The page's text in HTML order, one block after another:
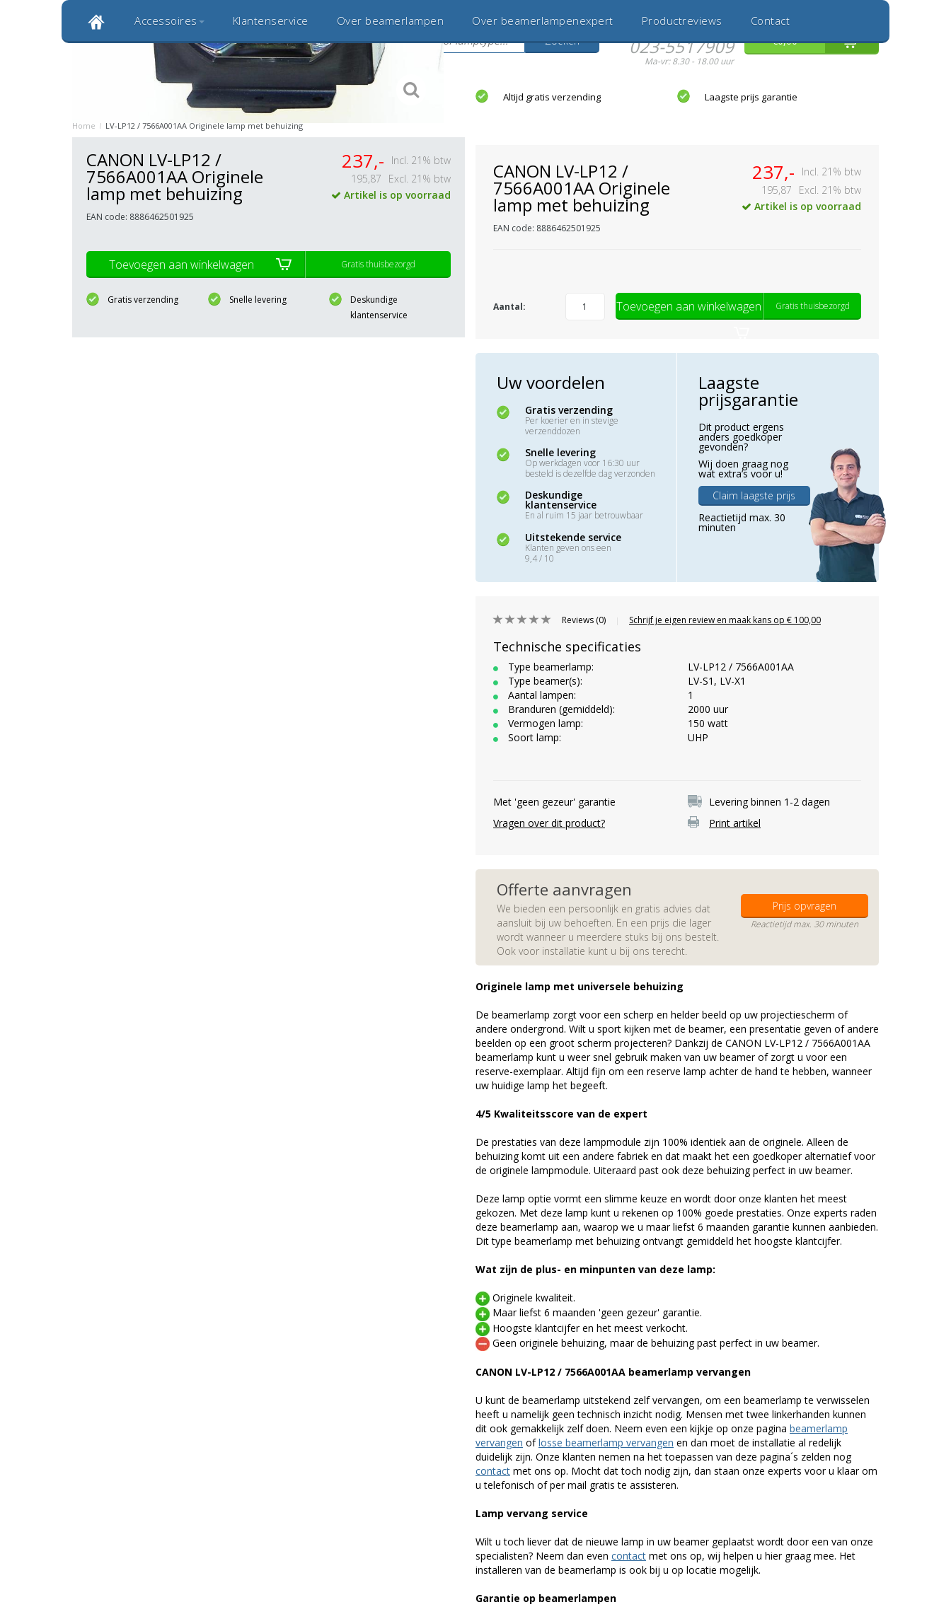
Inloggen
Klantbeoordeling 9,0
Bekijk alle 1000+ reviews
Zoeken
Hulp nodig?
023-5517909
Ma-vr: 8.30 - 18.00 uur
€0,00
Accessoires Klantenservice Over beamerlampen Over beamerlampenexpert Productreviews Contact
Originele kwaliteitsproducten 20 jaar betrouwbaar en ervaren Altijd gratis verzending Laagste prijs garantie
Home / LV-LP12 / 7566A001AA Originele lamp met behuizing
CANON LV-LP12 /
7566A001AA Originele
lamp met behuizing
EAN code: 8886462501925
237,-
Incl. 21% btw
195,87
Excl. 21% btw
Artikel is op voorraad
Toevoegen aan winkelwagen Gratis thuisbezorgd
Gratis verzending Snelle levering
Deskundige
klantenservice
CANON LV-LP12 /
7566A001AA Originele
lamp met behuizing
EAN code: 8886462501925
237,-
Incl. 21% btw
195,87
Excl. 21% btw
Artikel is op voorraad
Aantal: Toevoegen aan winkelwagen Gratis thuisbezorgd
Uw voordelen
Gratis verzending
Per koerier en in stevige
verzenddozen
Snelle levering
Op werkdagen voor 16:30 uur
besteld is dezelfde dag verzonden
Deskundige
klantenservice
En al ruim 15 jaar betrouwbaar
Uitstekende service
Klanten geven ons een
9,4 / 10
Laagste
prijsgarantie
Dit product ergens
anders goedkoper
gevonden?
Wij doen graag nog
wat extra’s voor u!
Claim laagste prijs
Reactietijd max. 30
minuten
Reviews (0) Schrijf je eigen review en maak kans op € 100,00
Technische specificaties
Type beamerlamp:
LV-LP12 / 7566A001AA
Type beamer(s):
LV-S1, LV-X1
Aantal lampen:
1
Branduren (gemiddeld):
2000 uur
Vermogen lamp:
150 watt
Soort lamp:
UHP
Met 'geen gezeur' garantie
Levering binnen 1-2 dagen
Vragen over dit product?
Print artikel
Offerte aanvragen
We bieden een persoonlijk en gratis advies dat
aansluit bij uw behoeften. En een prijs die lager
wordt wanneer u meerdere stuks bij ons bestelt.
Ook voor installatie kunt u bij ons terecht.
Prijs opvragen
Reactietijd max. 30 minuten
Originele lamp met universele behuizing
De beamerlamp zorgt voor een scherp en helder beeld op uw projectiescherm of
andere ondergrond. Wilt u sport kijken met de beamer, een presentatie geven of andere
beelden op een groot scherm projecteren? Dankzij de CANON LV-LP12 / 7566A001AA
beamerlamp kunt u weer snel gebruik maken van uw beamer of zorgt u voor een
reserve-exemplaar. Altijd fijn om een reserve lamp achter de hand te hebben, wanneer
uw huidige lamp het begeeft.
4/5 Kwaliteitsscore van de expert
De prestaties van deze lampmodule zijn 100% identiek aan de originele. Alleen de
behuizing komt uit een andere fabriek en dat maakt het een goedkoper alternatief voor
de originele lampmodule. Uiteraard past ook deze behuizing perfect in uw beamer.
Deze lamp optie vormt een slimme keuze en wordt door onze klanten het meest
gekozen. Met deze lamp kunt u rekenen op 100% goede prestaties. Onze experts raden
deze beamerlamp aan, waarop we u maar liefst 6 maanden garantie kunnen aanbieden.
Dit type beamerlamp met behuizing ontvangt gemiddeld het hoogste klantcijfer.
Wat zijn de plus- en minpunten van deze lamp:
Originele kwaliteit.
Maar liefst 6 maanden 'geen gezeur' garantie.
Hoogste klantcijfer en het meest verkocht.
Geen originele behuizing, maar de behuizing past perfect in uw beamer.
CANON LV-LP12 / 7566A001AA beamerlamp vervangen
U kunt de beamerlamp uitstekend zelf vervangen, om een beamerlamp te verwisselen
heeft u namelijk geen technisch inzicht nodig. Mensen met twee linkerhanden kunnen
dit ook gemakkelijk zelf doen. Neem even een kijkje op onze pagina beamerlamp
vervangen oflosse beamerlamp vervangen en dan moet de installatie al redelijk
duidelijk zijn. Onze klanten nemen na het toepassen van deze pagina´s zelden nog
contact met ons op. Mocht dat toch nodig zijn, dan staan onze experts voor u klaar om
u telefonisch of per mail gratis te assisteren.
Lamp vervang service
Wilt u toch liever dat de nieuwe lamp in uw beamer geplaatst wordt door een van onze
specialisten? Neem dan even contact met ons op, wij helpen u hier graag mee. Het
installeren van de beamerlamp is ook bij u op locatie mogelijk.
Garantie op beamerlampen